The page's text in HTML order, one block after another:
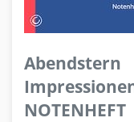
Abendstern
NOTENHEFT